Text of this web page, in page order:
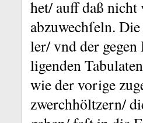
het/ auff daß
abzuwechſeln.
ler/ vnd der gegen
ligenden
wie der vorige
zwerchhöltzern/